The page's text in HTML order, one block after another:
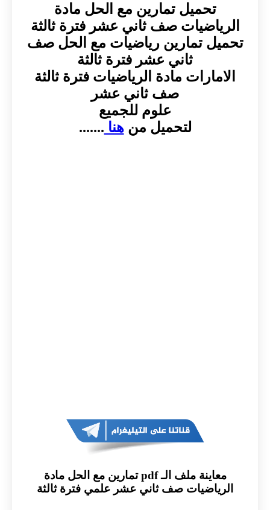
تحميل تمارين مع الحل مادة
الرياضيات صف ثاني عشر فترة ثالثة
تحميل تمارين رياضيات مع الحل صف
ثاني عشر فترة ثالثة
الامارات مادة الرياضيات فترة ثالثة
صف ثاني عشر
علوم للجميع
لتحميل منهنا .......
معاينة ملف الـ pdf تمارين مع الحل مادة
الرياضيات صف ثاني عشر علمي فترة ثالثة